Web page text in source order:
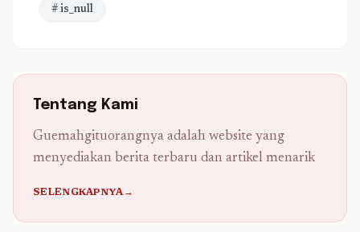
# is_null
Tentang Kami
Guemahgituorangnya adalah website yang
menyediakan berita terbaru dan artikel menarik
SELENGKAPNYA→